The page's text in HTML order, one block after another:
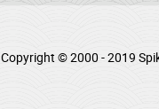
Copyright © 2000 - 2019